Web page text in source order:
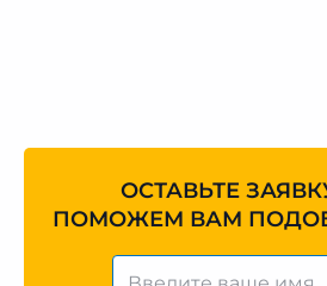
ОСТАВЬТЕ
ПОМОЖЕМ ВАМ